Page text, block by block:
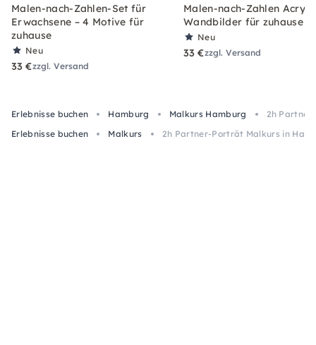
Malen-nach-Zahlen-Set für
Erwachsene – 4 Motive für
zuhause
Neu
33 €zzgl. Versand
Malen-nach-Zahlen Acryl-
Wandbilder für zuhause
Neu
33 €zzgl. Versand
Erlebnisse buchen Hamburg Malkurs Hamburg
2h
Erlebnisse buchen
Malkurs 2h Partner-Porträt Malkurs in